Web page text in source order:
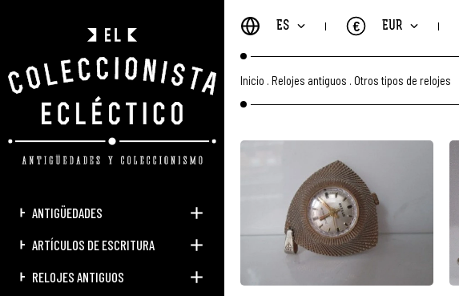
ANTIGÜEDADES
ARTÍCULOS DE ESCRITURA
RELOJES ANTIGUOS
ES EUR
€
Inicio Relojes antiguos Otros tipos de relojes